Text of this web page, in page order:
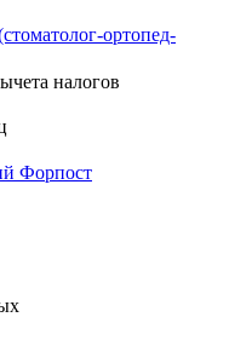
ортопед-
налогов
Форпост